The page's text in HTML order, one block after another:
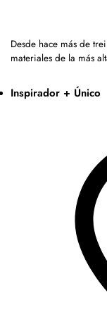
Desde hace más de
materiales de la más
Inspirador + Único